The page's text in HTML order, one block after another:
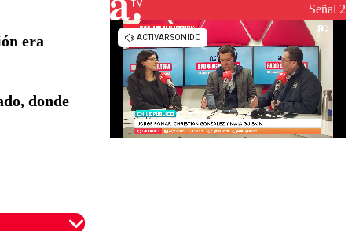
era
donde
reconstrucciónSeñal 2